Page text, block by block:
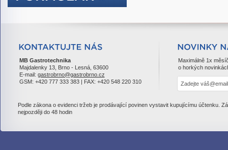
MB Gastrotechnika
Majdalenky 13, Brno - Lesná, 63600
E-mail: gastrobrno@gastrobrno.cz
GSM: +420 777 333 383 | FAX: +420 548 220 310
Maximálně 1x
o horkých
Podle zákona o evidenci tržeb je prodávající povinen vystavit kupujícímu účtenku.
nejpozději do 48 hodin